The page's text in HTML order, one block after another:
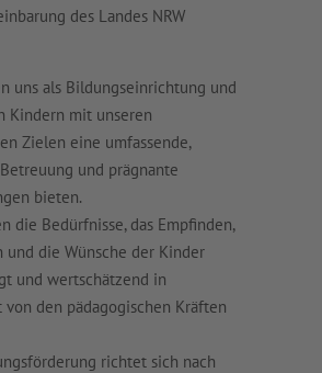
des Landes NRW
uns als Bildungseinrichtung und
Kindern mit unseren
Zielen eine umfassende,
und prägnante
bieten.
die Bedürfnisse, das Empfinden,
und die Wünsche der Kinder
und wertschätzend in
von den pädagogischen Kräften
richtet sich nach